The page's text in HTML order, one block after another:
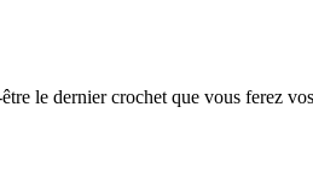
le dernier crochet que vous ferez